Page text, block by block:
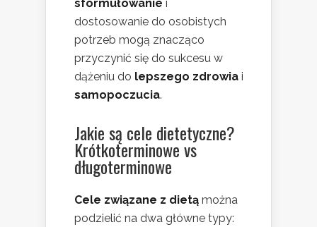
sformułowanie i
dostosowanie do osobistych
potrzeb mogą znacząco
przyczynić się do sukcesu w
dążeniu do lepszego zdrowia i
samopoczucia.
Jakie są cele dietetyczne?
Krótkoterminowe vs
długoterminowe
Cele związane z dietą można
podzielić na dwa główne typy: